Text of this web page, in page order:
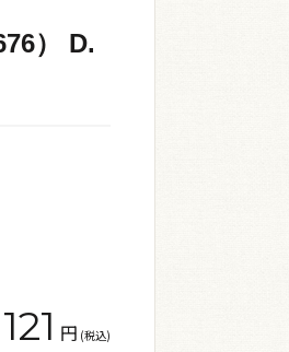
） D.
121 円 (税込)